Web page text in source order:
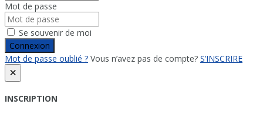
Mot de passe
Se souvenir de moi
Connexion
Mot de passe oublié ? Vous n’avez pas de compte? S’INSCRIRE
×
INSCRIPTION